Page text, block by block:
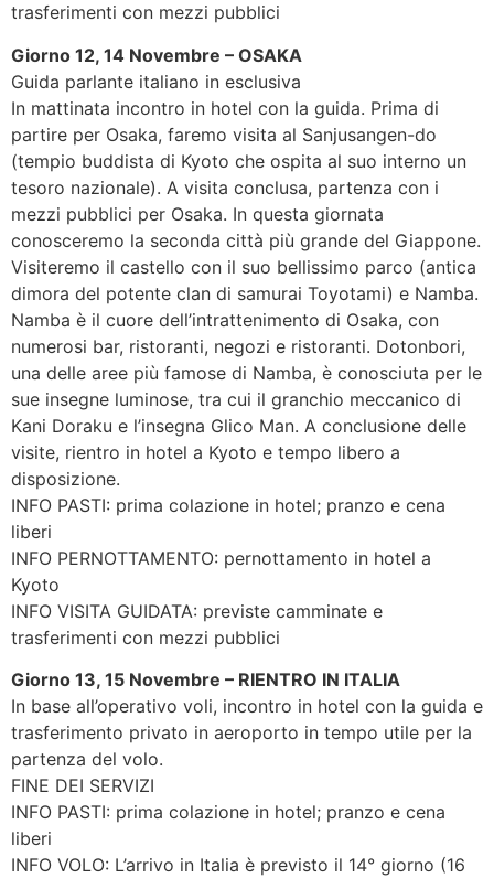
trasferimenti con mezzi pubblici
Giorno 12, 14 Novembre – OSAKA
Guida parlante italiano in esclusiva
In mattinata incontro in hotel con la guida. Prima di
partire per Osaka, faremo visita al Sanjusangen-do
(tempio buddista di Kyoto che ospita al suo interno un
tesoro nazionale). A visita conclusa, partenza con i
mezzi pubblici per Osaka. In questa giornata
conosceremo la seconda città più grande del Giappone.
Visiteremo il castello con il suo bellissimo parco (antica
dimora del potente clan di samurai Toyotami) e Namba.
Namba è il cuore dell’intrattenimento di Osaka, con
numerosi bar, ristoranti, negozi e ristoranti. Dotonbori,
una delle aree più famose di Namba, è conosciuta per le
sue insegne luminose, tra cui il granchio meccanico di
Kani Doraku e l’insegna Glico Man. A conclusione delle
visite, rientro in hotel a Kyoto e tempo libero a
disposizione.
INFO PASTI: prima colazione in hotel; pranzo e cena
liberi
INFO PERNOTTAMENTO: pernottamento in hotel a
Kyoto
INFO VISITA GUIDATA: previste camminate e
trasferimenti con mezzi pubblici
Giorno 13, 15 Novembre – RIENTRO IN ITALIA
In base all’operativo voli, incontro in hotel con la guida e
trasferimento privato in aeroporto in tempo utile per la
partenza del volo.
FINE DEI SERVIZI
INFO PASTI: prima colazione in hotel; pranzo e cena
liberi
INFO VOLO: L’arrivo in Italia è previsto il 14° giorno (16